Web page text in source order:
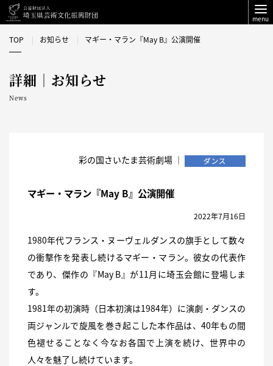
menu
TOP お知らせ マギー・マラン『May B』公演開催
詳細｜お知らせ
News
彩の国さいたま芸術劇場 ｜
マギー・マラン『May B』公演開催
2022年7月16日
1980年代フランス・ヌーヴェルダンスの旗手として数々
の衝撃作を発表し続けるマギー・マラン。彼女の代表作
であり、傑作の『May B』が11月に埼玉会館に登場しま
す。
1981年の初演時（日本初演は1984年）に演劇・ダンスの
両ジャンルで旋風を巻き起こした本作品は、40年もの間
色褪せることなく今なお各国で上演を続け、世界中の
人々を魅了し続けています。